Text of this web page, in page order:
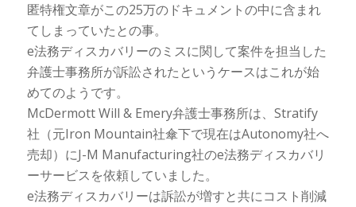
匿特権文章がこの25万のドキュメントの中に含まれ
てしまっていたとの事。
e法務ディスカバリーのミスに関して案件を担当した
弁護士事務所が訴訟されたというケースはこれが始
めてのようです。
McDermott Will & Emery弁護士事務所は、Stratify
社（元Iron Mountain社傘下で現在はAutonomy社へ
売却）にJ-M Manufacturing社のe法務ディスカバリ
ーサービスを依頼していました。
e法務ディスカバリーは訴訟が増すと共にコスト削減